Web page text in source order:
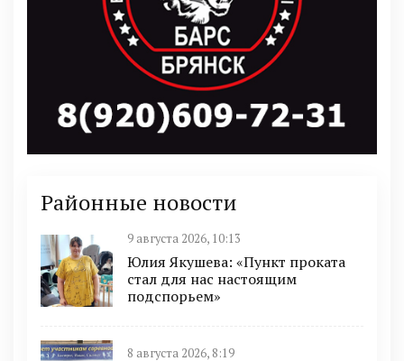
Районные новости
9 августа 2026, 10:13
Юлия Якушева: «Пункт проката
стал для нас настоящим
подспорьем»
8 августа 2026, 8:19